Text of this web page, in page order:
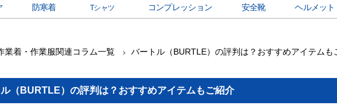
防寒着
Tシャツ
コンプレッション 安全靴 ヘルメット
業着・作業服関連コラム一覧 バートル（BURTLE）の評判は？おすすめアイテムも
（BURTLE）の評判は？おすすめアイテムもご紹介